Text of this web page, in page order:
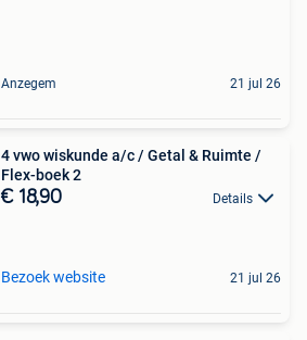
Anzegem 21 jul 26
4 vwo wiskunde a/c / Getal & Ruimte /
Flex-boek 2
€ 18,90 Details
Bezoek website 21 jul 26